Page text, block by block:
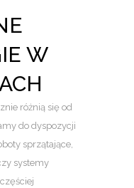
W
różnią się od
do dyspozycji
sprzątające,
systemy